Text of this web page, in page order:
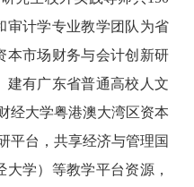
审计学专业教学团队为省
本市场财务与会计创新研
建有广东省普通高校人文
经大学粤港澳大湾区资本
平台，共享经济与管理国
学）等教学平台资源，